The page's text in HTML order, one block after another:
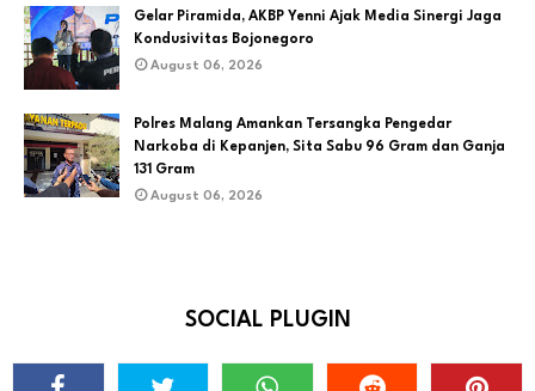
Gelar Piramida, AKBP Yenni Ajak Media Sinergi Jaga
Kondusivitas Bojonegoro
August 06, 2026
Polres Malang Amankan Tersangka Pengedar
Narkoba di Kepanjen, Sita Sabu 96 Gram dan Ganja
131 Gram
August 06, 2026
SOCIAL PLUGIN